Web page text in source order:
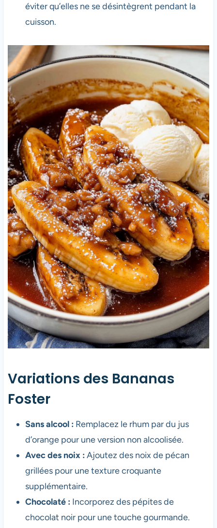
éviter qu’elles ne se désintègrent pendant la
cuisson.
Variations des Bananas
Foster
Sans alcool : Remplacez le rhum par du jus
d’orange pour une version non alcoolisée.
Avec des noix : Ajoutez des noix de pécan
grillées pour une texture croquante
supplémentaire.
Chocolaté : Incorporez des pépites de
chocolat noir pour une touche gourmande.